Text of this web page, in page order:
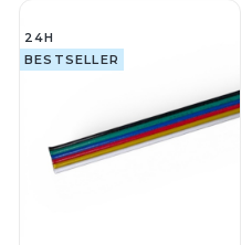
24H
BESTSELLER